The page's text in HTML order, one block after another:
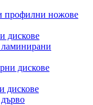
профилни ножове
дискове
ламинирани
дискове
дискове